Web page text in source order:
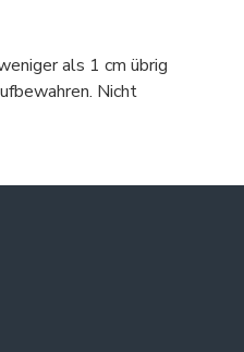
als 1 cm übrig
Nicht